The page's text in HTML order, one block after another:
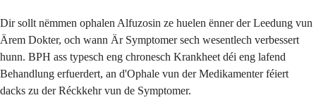
Dir sollt nëmmen ophalen Alfuzosin ze huelen ënner der Leedung vun
Ärem Dokter, och wann Är Symptomer sech wesentlech verbessert
hunn. BPH ass typesch eng chronesch Krankheet déi eng lafend
Behandlung erfuerdert, an d'Ophale vun der Medikamenter féiert
dacks zu der Réckkehr vun de Symptomer.